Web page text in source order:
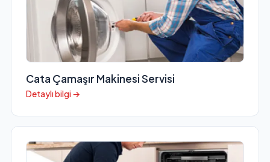
Cata Çamaşır Makinesi Servisi
Detaylı bilgi →